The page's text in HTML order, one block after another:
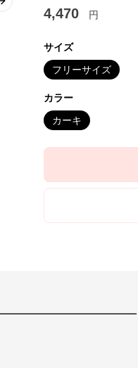
Next slide 4,470 円
サイズ
フリーサイズ
カラー
カーキ